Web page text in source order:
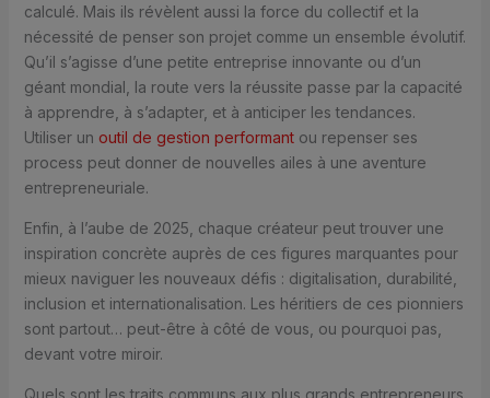
calculé. Mais ils révèlent aussi la force du collectif et la
nécessité de penser son projet comme un ensemble évolutif.
Qu’il s’agisse d’une petite entreprise innovante ou d’un
géant mondial, la route vers la réussite passe par la capacité
à apprendre, à s’adapter, et à anticiper les tendances.
Utiliser un outil de gestion performantou repenser ses
process peut donner de nouvelles ailes à une aventure
entrepreneuriale.
Enfin, à l’aube de 2025, chaque créateur peut trouver une
inspiration concrète auprès de ces figures marquantes pour
mieux naviguer les nouveaux défis : digitalisation, durabilité,
inclusion et internationalisation. Les héritiers de ces pionniers
sont partout… peut-être à côté de vous, ou pourquoi pas,
devant votre miroir.